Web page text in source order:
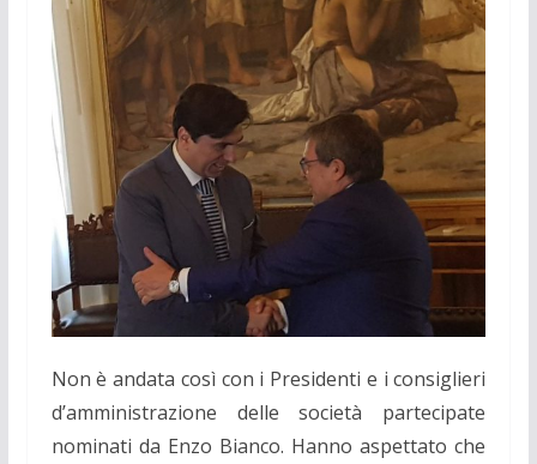
Non è andata così con i Presidenti e i consiglieri
d’amministrazione delle società partecipate
nominati da Enzo Bianco. Hanno aspettato che